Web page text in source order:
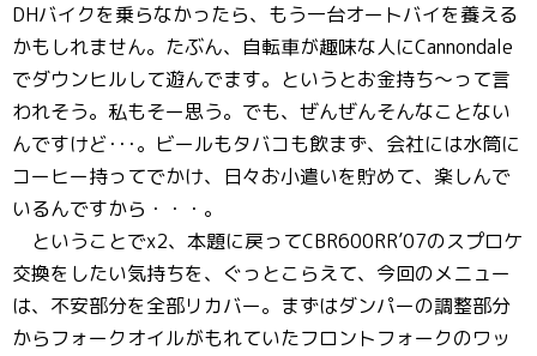
DHバイクを乗らなかったら、もう一台オートバイを養える
かもしれません。たぶん、自転車が趣味な人にCannondale
でダウンヒルして遊んでます。というとお金持ち～って言
われそう。私もそー思う。でも、ぜんぜんそんなことない
んですけど･･･。ビールもタバコも飲まず、会社には水筒に
コーヒー持ってでかけ、日々お小遣いを貯めて、楽しんで
いるんですから・・・。
ということでx2、本題に戻ってCBR600RR’07のスプロケ
交換をしたい気持ちを、ぐっとこらえて、今回のメニュー
は、不安部分を全部リカバー。まずはダンパーの調整部分
からフォークオイルがもれていたフロントフォークのワッ